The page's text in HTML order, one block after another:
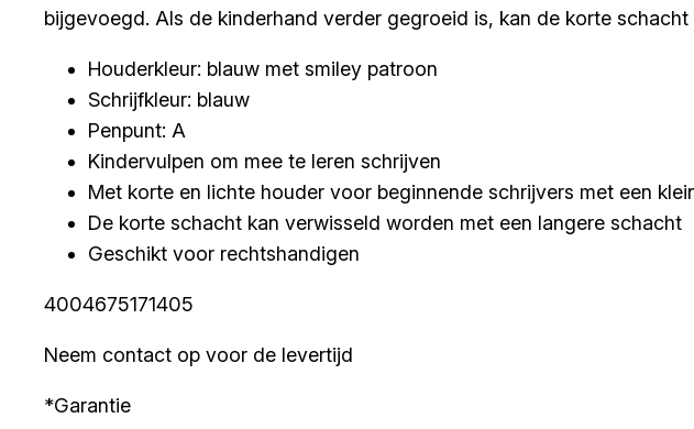
bijgevoegd. Als de kinderhand verder gegroeid is, kan de korte
Houderkleur: blauw met smiley patroon
Schrijfkleur: blauw
Penpunt: A
Kindervulpen om mee te leren schrijven
Met korte en lichte houder voor beginnende schrijvers met een
De korte schacht kan verwisseld worden met een langere schacht
Geschikt voor rechtshandigen
4004675171405
Neem contact op voor de levertijd
*Garantie